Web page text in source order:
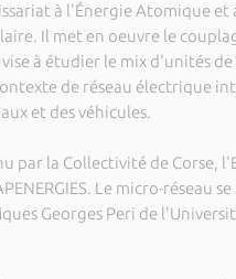
à l'Énergie Atomique
Il met en oeuvre le
à étudier le mix d'unités
de réseau électrique
et des véhicules.
par la Collectivité de Corse,
Le micro-réseau
Georges Peri de